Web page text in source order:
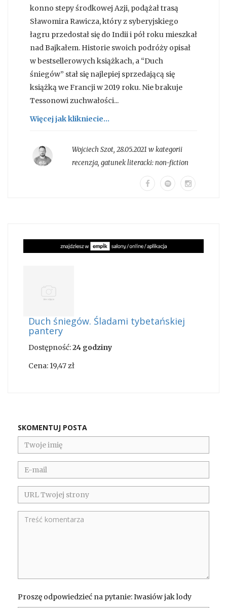
konno stepy środkowej Azji, podążał trasą
Sławomira Rawicza, który z syberyjskiego
łagru przedostał się do Indii i pół roku mieszkał
nad Bajkałem. Historie swoich podróży opisał
w bestsellerowych książkach, a “Duch
śniegów” stał się najlepiej sprzedającą się
książką we Francji w 2019 roku. Nie brakuje
Tessonowi zuchwałości...
Więcej jak klikniecie...
Wojciech Szot, 28.05.2021 w kategorii
recenzja, gatunek literacki:non-fiction
Duch śniegów. Śladami tybetańskiej
pantery
Dostępność:24 godziny
Cena: 19,47 zł
SKOMENTUJ POSTA
Proszę odpowiedzieć na pytanie: Iwasiów jak lody